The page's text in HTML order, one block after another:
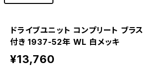
ドライブユニット コンプリート ブラ
付き 1937-52年 WL 白メッキ
¥13,760